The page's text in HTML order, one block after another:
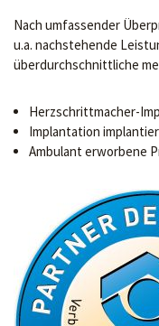
Nach umfassender
u.a. nachstehende
überdurchschnittliche
Herzschrittmacher-
Implantation
Ambulant erworbene